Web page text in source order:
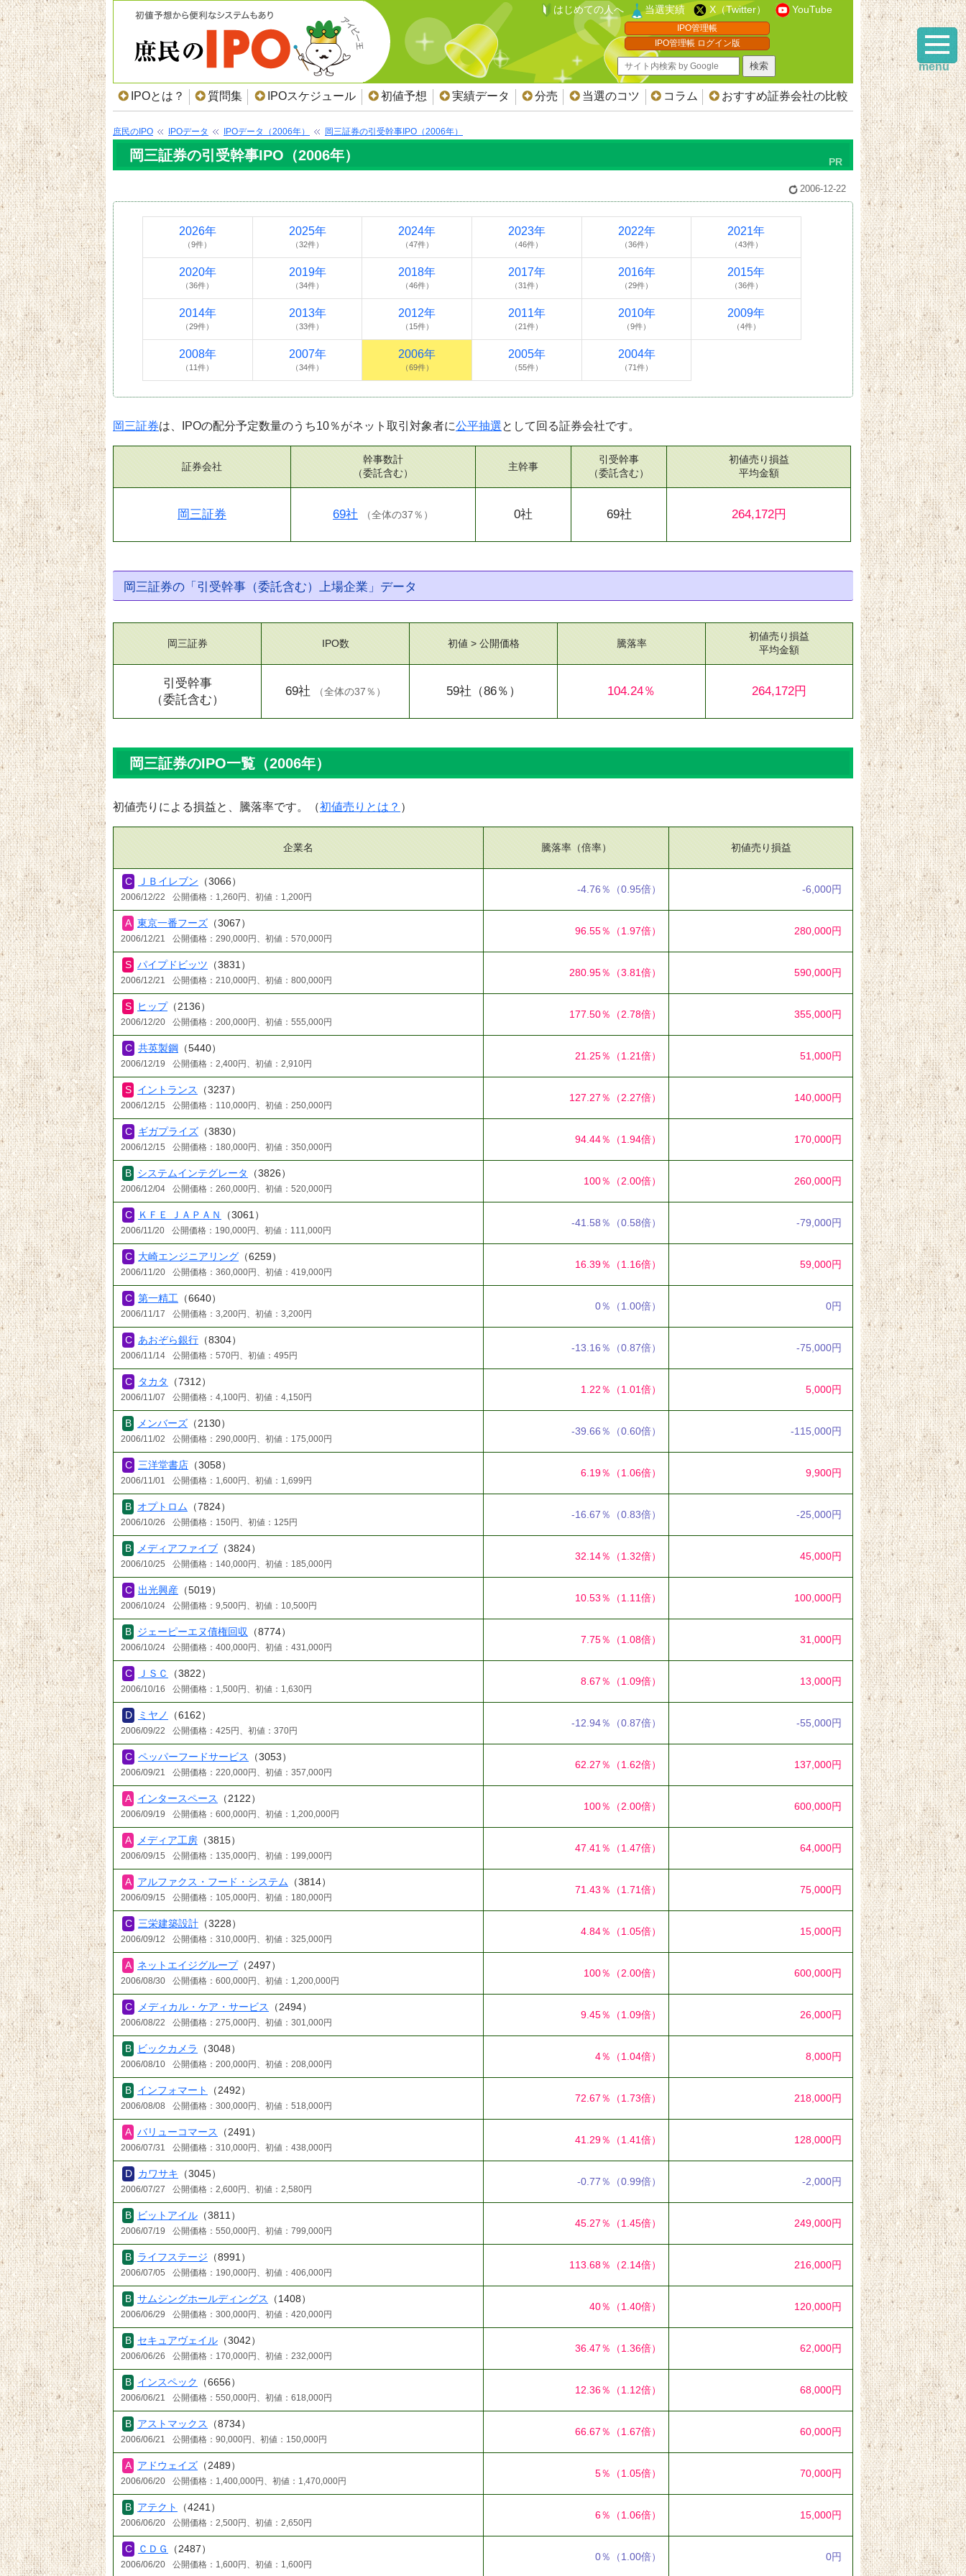
はじめての人へ 当選実績 X（Twitter） YouTube
IPO管理帳
IPO管理帳 ログイン版
IPOとは？ 質問集 IPOスケジュール 初値予想 実績データ 分売 当選のコツ コラム おすすめ証券会社の比較
庶民のIPO IPOデータ IPOデータ（2006年） 岡三証券の引受幹事IPO（2006年）
岡三証券の引受幹事IPO（2006年）
2006-12-22
2026年
（9件）
2025年
（32件）
2024年
（47件）
2023年
（46件）
2022年
（36件）
2021年
（43件）
2020年
（36件）
2019年
（34件）
2018年
（46件）
2017年
（31件）
2016年
（29件）
2015年
（36件）
2014年
（29件）
2013年
（33件）
2012年
（15件）
2011年
（21件）
2010年
（9件）
2009年
（4件）
2008年
（11件）
2007年
（34件）
2006年
（69件）
2005年
（55件）
2004年
（71件）
岡三証券は、IPOの配分予定数量のうち10％がネット取引対象者に公平抽選として回る証券会社です。
証券会社
岡三証券
幹事数計
（委託含む）
69社 （全体の37％ ）
主幹事
0社
引受幹事
（委託含む）
69社
初値売り損益
平均金額
264,172円
岡三証券の「引受幹事（委託含む）上場企業」データ
岡三証券
引受幹事
（委託含む）
IPO数
69社 （全体の37％ ）
初値 > 公開価格
59社 （86％）
騰落率
104.24％
初値売り損益
平均金額
264,172円
岡三証券のIPO一覧（2006年）
初値売りによる損益と、騰落率です。（初値売りとは？ ）
企業名 騰落率（倍率） 初値売り損益
ＪＢイレブン （3066）
2006/12/22 公開価格：1,260円、初値：1,200円
-4.76％ （0.95倍） -6,000円
東京一番フーズ （3067）
2006/12/21 公開価格：290,000円、初値：570,000円
96.55％ （1.97倍） 280,000円
パイプドビッツ （3831）
2006/12/21 公開価格：210,000円、初値：800,000円
280.95％ （3.81倍） 590,000円
ヒップ（2136）
2006/12/20 公開価格：200,000円、初値：555,000円
177.50％ （2.78倍） 355,000円
共英製鋼 （5440）
2006/12/19 公開価格：2,400円、初値：2,910円
21.25％ （1.21倍） 51,000円
イントランス （3237）
2006/12/15 公開価格：110,000円、初値：250,000円
127.27％ （2.27倍） 140,000円
ギガプライズ （3830）
2006/12/15 公開価格：180,000円、初値：350,000円
94.44％ （1.94倍） 170,000円
システムインテグレータ （3826）
2006/12/04 公開価格：260,000円、初値：520,000円
100％ （2.00倍） 260,000円
ＫＦＥ ＪＡＰＡＮ （3061）
2006/11/20 公開価格：190,000円、初値：111,000円
-41.58％ （0.58倍） -79,000円
大崎エンジニアリング （6259）
2006/11/20 公開価格：360,000円、初値：419,000円
16.39％ （1.16倍） 59,000円
第一精工 （6640）
2006/11/17 公開価格：3,200円、初値：3,200円
0％ （1.00倍） 0円
あおぞら銀行 （8304）
2006/11/14 公開価格：570円、初値：495円
-13.16％ （0.87倍） -75,000円
タカタ （7312）
2006/11/07 公開価格：4,100円、初値：4,150円
1.22％ （1.01倍） 5,000円
メンバーズ （2130）
2006/11/02 公開価格：290,000円、初値：175,000円
-39.66％ （0.60倍） -115,000円
三洋堂書店 （3058）
2006/11/01 公開価格：1,600円、初値：1,699円
6.19％ （1.06倍） 9,900円
オプトロム （7824）
2006/10/26 公開価格：150円、初値：125円
-16.67％ （0.83倍） -25,000円
メディアファイブ （3824）
2006/10/25 公開価格：140,000円、初値：185,000円
32.14％ （1.32倍） 45,000円
出光興産 （5019）
2006/10/24 公開価格：9,500円、初値：10,500円
10.53％ （1.11倍） 100,000円
ジェーピーエヌ債権回収 （8774）
2006/10/24 公開価格：400,000円、初値：431,000円
7.75％ （1.08倍） 31,000円
ＪＳＣ （3822）
2006/10/16 公開価格：1,500円、初値：1,630円
8.67％ （1.09倍） 13,000円
ミヤノ （6162）
2006/09/22 公開価格：425円、初値：370円
-12.94％ （0.87倍） -55,000円
ペッパーフードサービス （3053）
2006/09/21 公開価格：220,000円、初値：357,000円
62.27％ （1.62倍） 137,000円
インタースペース （2122）
2006/09/19 公開価格：600,000円、初値：1,200,000円
100％ （2.00倍） 600,000円
メディア工房 （3815）
2006/09/15 公開価格：135,000円、初値：199,000円
47.41％ （1.47倍） 64,000円
アルファクス・フード・システム （3814）
2006/09/15 公開価格：105,000円、初値：180,000円
71.43％ （1.71倍） 75,000円
三栄建築設計 （3228）
2006/09/12 公開価格：310,000円、初値：325,000円
4.84％ （1.05倍） 15,000円
ネットエイジグループ（2497）
2006/08/30 公開価格：600,000円、初値：1,200,000円
100％ （2.00倍） 600,000円
メディカル・ケア・サービス （2494）
2006/08/22 公開価格：275,000円、初値：301,000円
9.45％ （1.09倍） 26,000円
ビックカメラ （3048）
2006/08/10 公開価格：200,000円、初値：208,000円
4％ （1.04倍） 8,000円
インフォマート （2492）
2006/08/08 公開価格：300,000円、初値：518,000円
72.67％ （1.73倍） 218,000円
バリューコマース （2491）
2006/07/31 公開価格：310,000円、初値：438,000円
41.29％ （1.41倍） 128,000円
カワサキ （3045）
2006/07/27 公開価格：2,600円、初値：2,580円
-0.77％ （0.99倍） -2,000円
ビットアイル （3811）
2006/07/19 公開価格：550,000円、初値：799,000円
45.27％ （1.45倍） 249,000円
ライフステージ （8991）
2006/07/05 公開価格：190,000円、初値：406,000円
113.68％ （2.14倍） 216,000円
サムシングホールディングス （1408）
2006/06/29 公開価格：300,000円、初値：420,000円
40％ （1.40倍） 120,000円
セキュアヴェイル （3042）
2006/06/26 公開価格：170,000円、初値：232,000円
36.47％ （1.36倍） 62,000円
インスペック （6656）
2006/06/21 公開価格：550,000円、初値：618,000円
12.36％ （1.12倍） 68,000円
アストマックス （8734）
2006/06/21 公開価格：90,000円、初値：150,000円
66.67％ （1.67倍） 60,000円
アドウェイズ （2489）
2006/06/20 公開価格：1,400,000円、初値：1,470,000円
5％ （1.05倍） 70,000円
アテクト （4241）
2006/06/20 公開価格：2,500円、初値：2,650円
6％ （1.06倍） 15,000円
ＣＤＧ （2487）
2006/06/20 公開価格：1,600円、初値：1,600円
0％ （1.00倍） 0円
menu